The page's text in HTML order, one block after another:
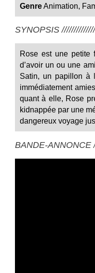
GenreAnimation,
SYNOPSIS
Rose est une petite
d’avoir un ou une
Satin, un papillon à
immédiatement
quant à elle, Rose
kidnappée par une
dangereux voyage
BANDE-ANNONCE